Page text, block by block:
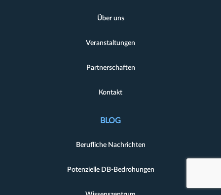
Über uns
Veranstaltungen
Partnerschaften
Kontakt
BLOG
Berufliche Nachrichten
Potenzielle DB-Bedrohungen